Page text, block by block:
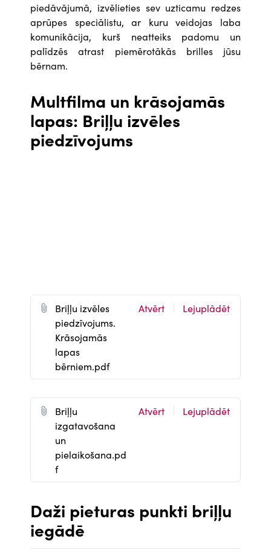
piedāvājumā, izvēlieties sev uzticamu redzes
aprūpes speciālistu, ar kuru veidojas laba
komunikācija, kurš neatteiks padomu un
palīdzēs atrast piemērotākās brilles jūsu
bērnam.
Multfilma un krāsojamās
lapas: Briļļu izvēles
piedzīvojums
D
o
c
u
m
e
n
t
Briļļu izvēles
piedzīvojums.
Krāsojamās
lapas
bērniem.pdf
Atvērt Lejuplādēt
D
o
c
u
m
e
t
Briļļu
izgatavošana
un
pielaikošana.pd
f
Atvērt Lejuplādēt
Daži pieturas punkti briļļu
iegādē